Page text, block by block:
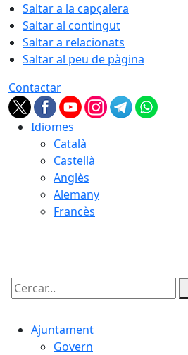
Saltar a la capçalera
Saltar al contingut
Saltar a relacionats
Saltar al peu de pàgina
Contactar
Idiomes
Català
Castellà
Anglès
Alemany
Francès
Cercar:
Ajuntament
Govern